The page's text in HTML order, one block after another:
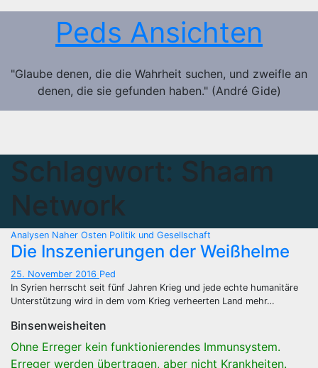
Zum
Peds Ansichten
"Glaube denen, die die Wahrheit suchen, und zweifle an
denen, die sie gefunden haben." (André Gide)
Schlagwort: Shaam
Network
Analysen Naher Osten Politik und Gesellschaft
Die Inszenierungen der Weißhelme
25. November 2016 Ped
In Syrien herrscht seit fünf Jahren Krieg und jede echte humanitäre
Unterstützung wird in dem vom Krieg verheerten Land mehr…
Binsenweisheiten
Ohne Erreger kein funktionierendes Immunsystem.
Erreger werden übertragen, aber nicht Krankheiten.